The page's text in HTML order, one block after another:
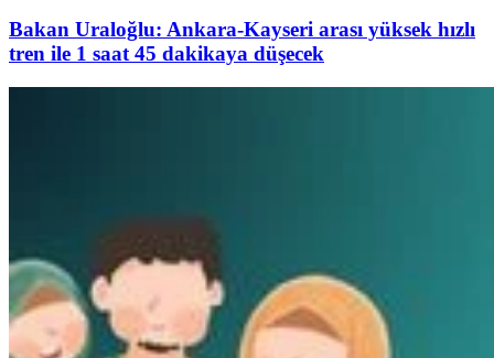
Bakan Uraloğlu: Ankara-Kayseri arası yüksek hızlı
tren ile 1 saat 45 dakikaya düşecek